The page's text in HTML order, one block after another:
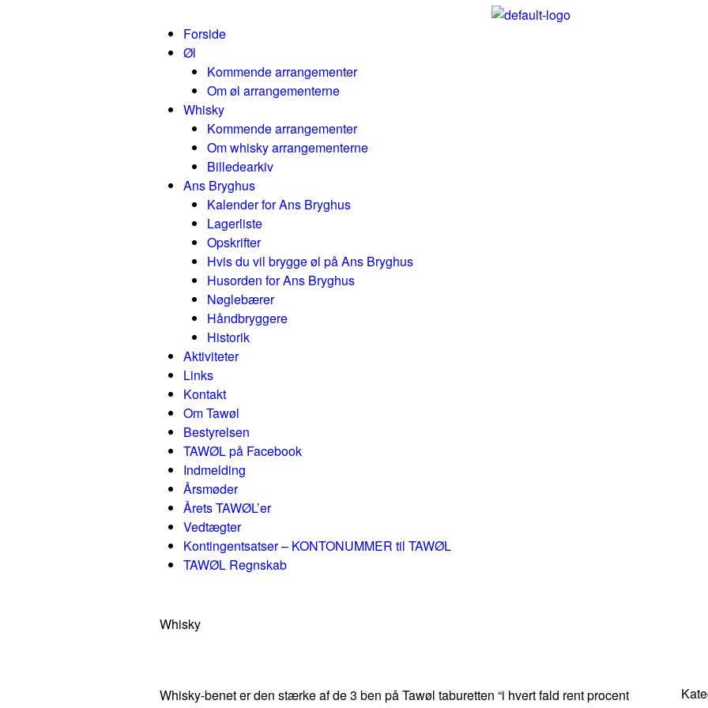
Forside
Øl
Kommende arrangementer
Om øl arrangementerne
Whisky
Kommende arrangementer
Om whisky arrangementerne
Billedearkiv
Ans Bryghus
Kalender for Ans Bryghus
Lagerliste
Opskrifter
Hvis du vil brygge øl på Ans Bryghus
Husorden for Ans Bryghus
Nøglebærer
Håndbryggere
Historik
Aktiviteter
Links
Kontakt
Om Tawøl
Bestyrelsen
TAWØL på Facebook
Indmelding
Årsmøder
Årets TAWØL’er
Vedtægter
Kontingentsatser – KONTONUMMER til TAWØL
TAWØL Regnskab
Whisky
Whisky-benet er den stærke af de 3 ben på Tawøl taburetten “i hvert fald rent procent